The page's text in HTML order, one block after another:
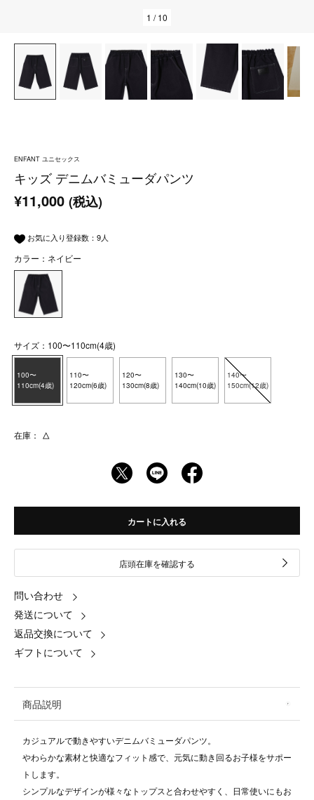
1 / 10
ENFANT ユニセックス
キッズ デニムバミューダパンツ
¥11,000 (税込)
お気に入り登録数： 9人
カラー：ネイビー
サイズ：100〜110cm(4歳)
100〜
110cm(4歳)
110〜
120cm(6歳)
120〜
130cm(8歳)
130〜
140cm(10歳)
140〜
150cm(12歳)
在庫： △
カートに入れる
店頭在庫を確認する
問い合わせ
発送について
返品交換について
ギフトについて
商品説明
カジュアルで動きやすいデニムバミューダパンツ。
やわらかな素材と快適なフィット感で、元気に動き回るお子様をサポー
トします。
シンプルなデザインが様々なトップスと合わせやすく、日常使いにもお